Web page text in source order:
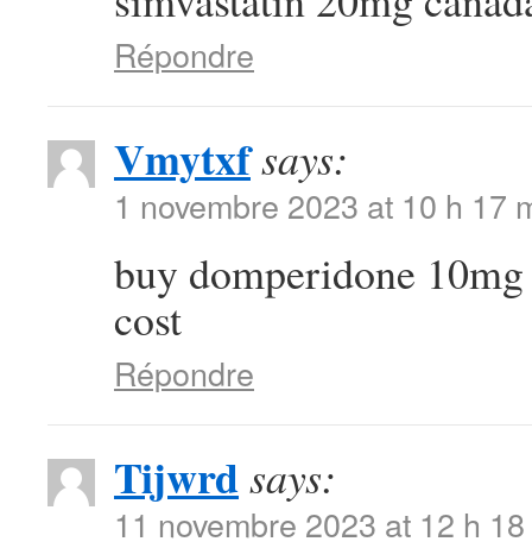
Répondre
Vmytxfsays:
1 novembre 2023 at 10 h 17
buy domperidone
cost
Répondre
Tijwrdsays:
11 novembre 2023 at 12 h